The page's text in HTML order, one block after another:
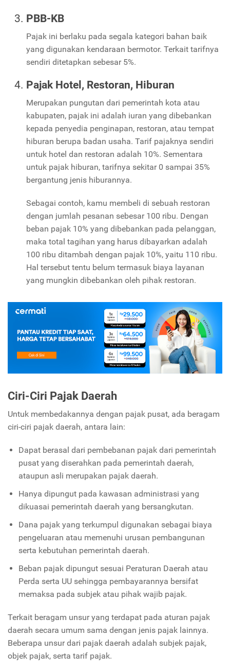
PBB-KB
Pajak ini berlaku pada segala kategori bahan baik
yang digunakan kendaraan bermotor. Terkait tarifnya
sendiri ditetapkan sebesar 5%.
Pajak Hotel, Restoran, Hiburan
Merupakan pungutan dari pemerintah kota atau
kabupaten, pajak ini adalah iuran yang dibebankan
kepada penyedia penginapan, restoran, atau tempat
hiburan berupa badan usaha. Tarif pajaknya sendiri
untuk hotel dan restoran adalah 10%. Sementara
untuk pajak hiburan, tarifnya sekitar 0 sampai 35%
bergantung jenis hiburannya.
Sebagai contoh, kamu membeli di sebuah restoran
dengan jumlah pesanan sebesar 100 ribu. Dengan
beban pajak 10% yang dibebankan pada pelanggan,
maka total tagihan yang harus dibayarkan adalah
100 ribu ditambah dengan pajak 10%, yaitu 110 ribu.
Hal tersebut tentu belum termasuk biaya layanan
yang mungkin dibebankan oleh pihak restoran.
Ciri-Ciri Pajak Daerah
Untuk membedakannya dengan pajak pusat, ada beragam
ciri-ciri pajak daerah, antara lain:
Dapat berasal dari pembebanan pajak dari pemerintah
pusat yang diserahkan pada pemerintah daerah,
ataupun asli merupakan pajak daerah.
Hanya dipungut pada kawasan administrasi yang
dikuasai pemerintah daerah yang bersangkutan.
Dana pajak yang terkumpul digunakan sebagai biaya
pengeluaran atau memenuhi urusan pembangunan
serta kebutuhan pemerintah daerah.
Beban pajak dipungut sesuai Peraturan Daerah atau
Perda serta UU sehingga pembayarannya bersifat
memaksa pada subjek atau pihak wajib pajak.
Terkait beragam unsur yang terdapat pada aturan pajak
daerah secara umum sama dengan jenis pajak lainnya.
Beberapa unsur dari pajak daerah adalah subjek pajak,
objek pajak, serta tarif pajak.